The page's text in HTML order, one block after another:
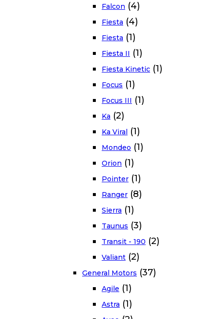
Falcon (4)
Fiesta (4)
Fiesta (1)
Fiesta II (1)
Fiesta Kinetic (1)
Focus (1)
Focus III (1)
Ka (2)
Ka Viral (1)
Mondeo (1)
Orion (1)
Pointer (1)
Ranger (8)
Sierra (1)
Taunus (3)
Transit - 190 (2)
Valiant (2)
General Motors (37)
Agile (1)
Astra (1)